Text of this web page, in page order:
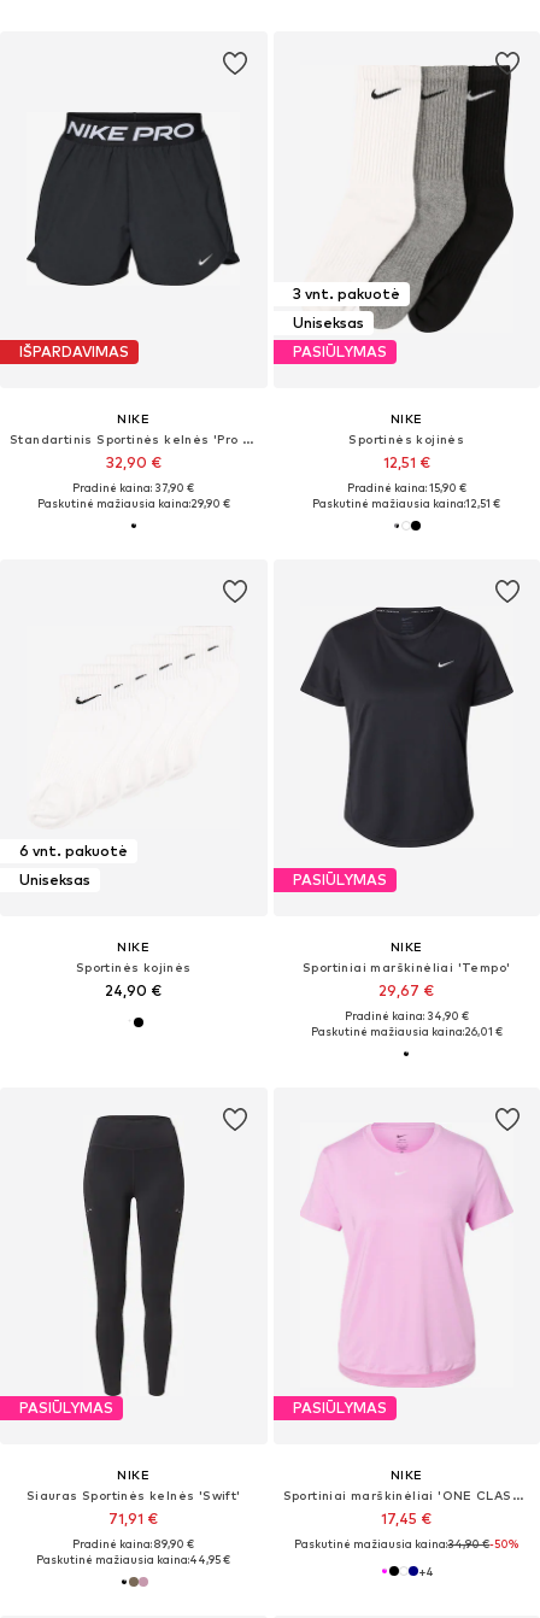
IŠPARDAVIMAS
NIKE
Standartinis Sportinės kelnės 'Pro 365'
32,90 €
Pradinė kaina: 37,90 €
Paskutinė mažiausia kaina:29,90 €
3 vnt. pakuotė
Uniseksas
PASIŪLYMAS
NIKE
Sportinės kojinės
12,51 €
Pradinė kaina: 15,90 €
Paskutinė mažiausia kaina:12,51 €
6 vnt. pakuotė
Uniseksas
NIKE
Sportinės kojinės
24,90 €
PASIŪLYMAS
NIKE
Sportiniai marškinėliai 'Tempo'
29,67 €
Pradinė kaina: 34,90 €
Paskutinė mažiausia kaina:26,01 €
PASIŪLYMAS
NIKE
Siauras Sportinės kelnės 'Swift'
71,91 €
Pradinė kaina: 89,90 €
Paskutinė mažiausia kaina:44,95 €
PASIŪLYMAS
NIKE
Sportiniai marškinėliai 'ONE CLASSIC'
17,45 €
Paskutinė mažiausia kaina:34,90 €-50%
+4